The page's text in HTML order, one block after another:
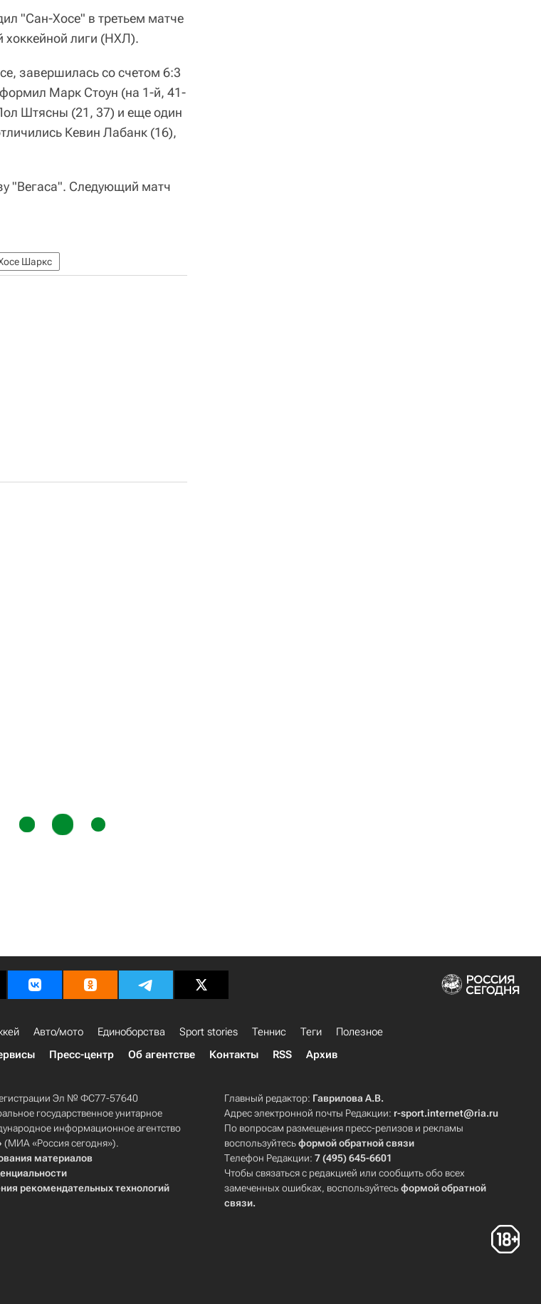
"Сан-Хосе" в третьем матче
хоккейной лиги (НХЛ).
завершилась со счетом 6:3
Марк Стоун (на 1-й, 41-
Штясны (21, 37) и еще один
Кевин Лабанк (16),
"Вегаса". Следующий матч
Шаркс
Авто/мото Единоборства Sport stories Теннис Теги
Полезное
Пресс-центр Об агентстве Контакты RSS Архив
Эл № ФС77-57640
государственное унитарное
информационное агентство
(МИА «Россия сегодня»).
материалов
рекомендательных технологий
Главный редактор: Гаврилова А.В.
Адрес электронной почты Редакции: r-sport.internet@ria.ru
По вопросам размещения пресс-релизов и рекламы
воспользуйтесьформой обратной связи
Телефон Редакции:7 (495) 645-6601
Чтобы связаться с редакцией или сообщить обо всех
замеченных ошибках, воспользуйтесьформой обратной
связи.